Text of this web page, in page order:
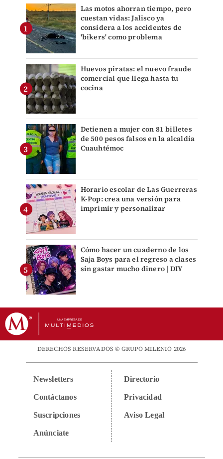
Las motos ahorran tiempo, pero
cuestan vidas: Jalisco ya
considera a los accidentes de
'bikers' como problema
Huevos piratas: el nuevo fraude
comercial que llega hasta tu
cocina
Detienen a mujer con 81 billetes
de 500 pesos falsos en la alcaldía
Cuauhtémoc
Horario escolar de Las Guerreras
K-Pop: crea una versión para
imprimir y personalizar
Cómo hacer un cuaderno de los
Saja Boys para el regreso a clases
sin gastar mucho dinero | DIY
DERECHOS RESERVADOS © GRUPO MILENIO 2026
Newsletters
Contáctanos
Suscripciones
Anúnciate
Directorio
Privacidad
Aviso Legal